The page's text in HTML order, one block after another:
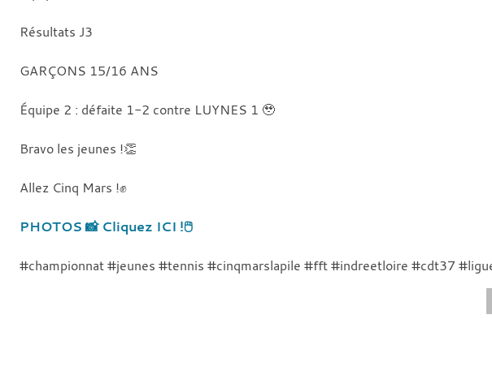
Résultats J3
GARÇONS 15/16 ANS
Équipe 2 : défaite 1-2 contre LUYNES 1 🥹
Bravo les jeunes !👏
Allez Cinq Mars !✊
PHOTOS 📸 Cliquez ICI !🖱
#championnat #jeunes #tennis #cinqmarslapile #fft #indreetloire #cdt37